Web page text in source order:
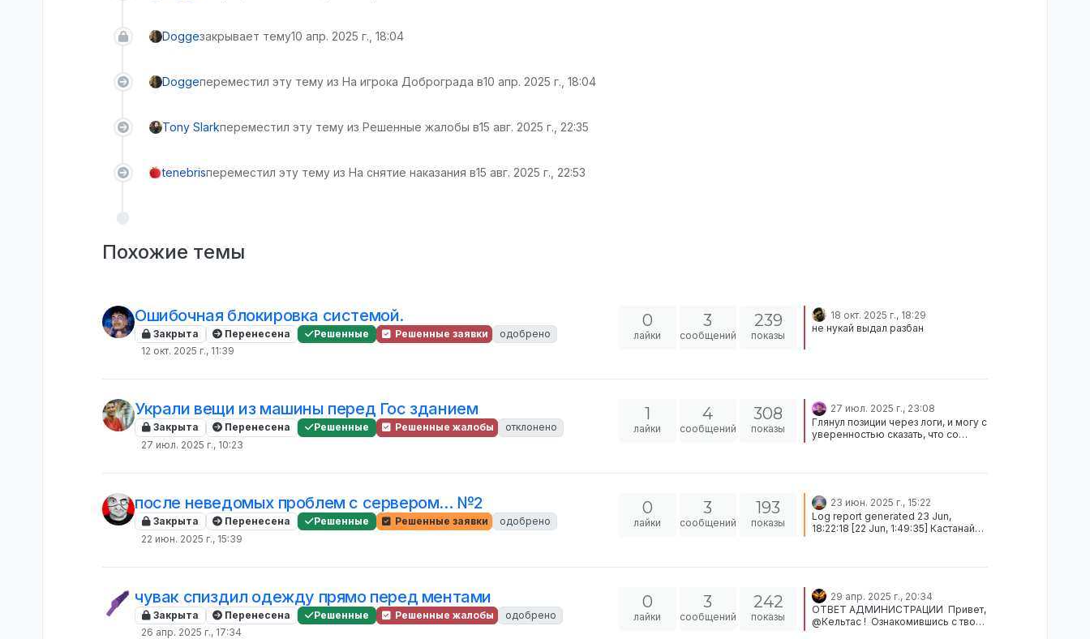
Doggeзакрывает тему10 апр. 2025 г., 18:04
Doggeпереместил эту тему из На игрока Доброграда в10 апр. 2025 г., 18:04
Tony Slarkпереместил эту тему из Решенные жалобы в15 авг. 2025 г., 22:35
tenebrisпереместил эту тему из На снятие наказания в15 авг. 2025 г., 22:53
Похожие темы
Ошибочная блокировка системой.
Закрыта Перенесена Решенные Решенные заявки
одобрено
12 окт. 2025 г., 11:39
0
лайки
3
сообщений
239
показы
18 окт. 2025 г., 18:29
не нукай выдал разбан
Украли вещи из машины перед Гос зданием
Закрыта Перенесена Решенные Решенные жалобы
отклонено
27 июл. 2025 г., 10:23
1
лайки
4
сообщений
308
показы
27 июл. 2025 г., 23:08
Глянул позиции через логи, и могу с
уверенностью сказать, что со
после неведомых проблем с сервером... №2
Закрыта Перенесена Решенные Решенные заявки
одобрено
22 июн. 2025 г., 15:39
0
лайки
3
сообщений
193
показы
23 июн. 2025 г., 15:22
Log report generated 23 Jun,
18:22:18 [22 Jun, 1:49:35] Кастанай
Руки) Participants:
STEAM_0:1:433521469,
STEAM_0:1:572225163 Верну в хран
Михаилу.
чувак спиздил одежду прямо перед ментами
Закрыта Перенесена Решенные Решенные жалобы
одобрено
26 апр. 2025 г., 17:34
0
лайки
3
сообщений
242
показы
29 апр. 2025 г., 20:34
ОТВЕТ АДМИНИСТРАЦИИ ㅤ Привет,
@Кельтас ! ㅤ Ознакомившись с твоей